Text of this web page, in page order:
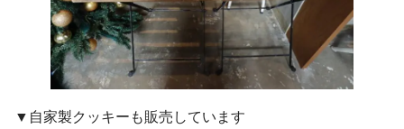
▼自家製クッキーも販売しています